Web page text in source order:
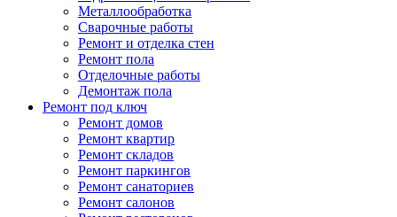
Металлообработка
Сварочные работы
Ремонт и отделка стен
Ремонт пола
Отделочные работы
Демонтаж пола
Ремонт под ключ
Ремонт домов
Ремонт квартир
Ремонт складов
Ремонт паркингов
Ремонт санаториев
Ремонт салонов